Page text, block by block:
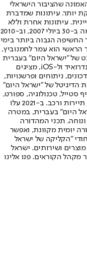
שהציבור הישראלי
יותר. עיתונות שמדברת
עיתונות אחרת וללא
תשלום. המהדורה המודפסת הראשונה פורסמה ב-30 ביולי 2007, וב-2010
החשיפה הגבוה ביותר בימי
הראשי הוא עמר לחמנוביץ,
של "ישראל היום" בעברית
ובאנגלית, כמו כן היישומונים (אפליקציות) לאנדרואיד ול-iOS, מציגים
ניתוחים ופרשנויות,
הדיגיטל של "ישראל היום"
סטייל, טכנולוגיה, ספורט,
כלכלה וצרכנות, בריאות, חיילים, אוכל, יהדות, תיירות ורכב. ב-2021 עלו
היום" בעברית, במטרה
תכני המהדורה
יומית מקוונת, ואפשר
"הקליקה של ישראל
ושירותים. ישראל
מקהל הקוראים. פנו אלינו